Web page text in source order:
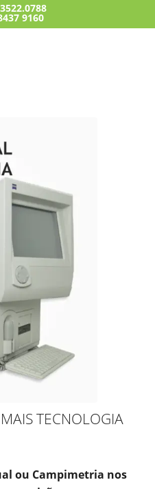
9160
TECNOLOGIA
ou Campimetria nos